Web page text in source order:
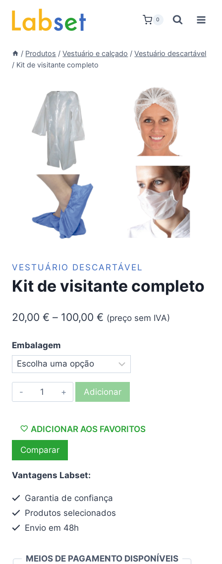
content
0
/ Produtos / Vestuário e calçado / Vestuário descartável
/ Kit de visitante completo
VESTUÁRIO DESCARTÁVEL
Kit de visitante completo
20,00 € – 100,00 € Price
through
100,00 €
(preço sem IVA)
Embalagem
Quantidade
de
de
visitante
completo
Adicionar
ADICIONAR AOS FAVORITOS
Comparar
Vantagens Labset:
Garantia de confiança
Produtos selecionados
Envio em 48h
MEIOS DE PAGAMENTO DISPONÍVEIS